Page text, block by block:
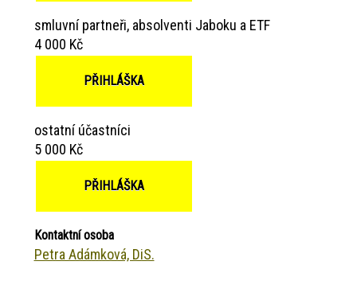
smluvní partneři, absolventi Jaboku a ETF
4 000 Kč
PŘIHLÁŠKA
ostatní účastníci
5 000 Kč
PŘIHLÁŠKA
Kontaktní osoba
Petra Adámková, DiS.